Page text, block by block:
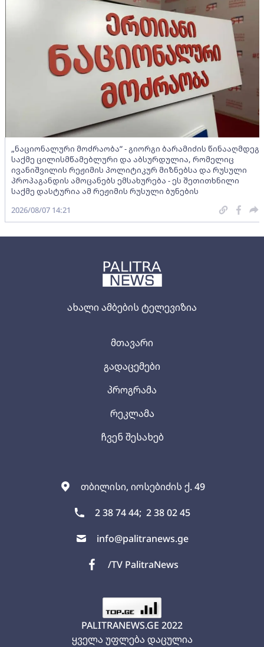
ახალი ამბების ტელევიზია
თბილისი, იოსებიძის ქ. 49
2 38 74 44; 2 38 02 45
info@palitranews.ge
/TV PalitraNews
მთავარი
გადაცემები
პროგრამა
რეკლამა
ჩვენ შესახებ
PALITRANEWS.GE 2022
ყველა უფლება დაცულია
„ნაციონალური მოძრაობა” - გიორგი ბარამიძის წინააღმდეგ
საქმე ცილისმწამებლური და აბსურდულია, რომელიც
ივანიშვილის რეჟიმის პოლიტიკურ მიზნებსა და რუსული
პროპაგანდის ამოცანებს ემსახურება - ეს შეთითხნილი
საქმე დასტურია ამ რეჟიმის რუსული ბუნების
2026/08/07 14:21